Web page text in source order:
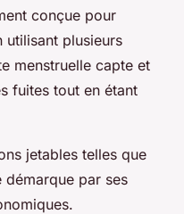
conçue pour
utilisant plusieurs
menstruelle capte et
fuites tout en étant
jetables telles que
démarque par ses